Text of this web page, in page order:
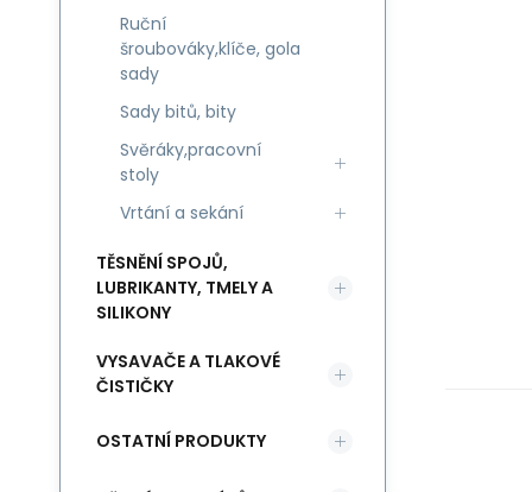
Ruční
šroubováky,klíče, gola
sady
Sady bitů, bity
Svěráky,pracovní
stoly
Vrtání a sekání
TĚSNĚNÍ SPOJŮ,
LUBRIKANTY, TMELY A
SILIKONY
VYSAVAČE A TLAKOVÉ
ČISTIČKY
OSTATNÍ PRODUKTY